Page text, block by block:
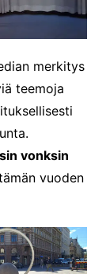
merkitys
teemoja
vonksin
vuoden